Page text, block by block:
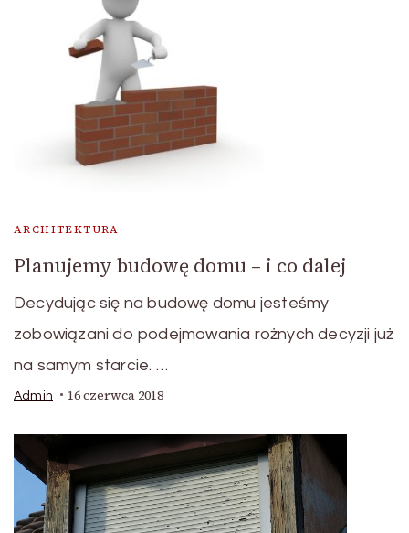
ARCHITEKTURA
Planujemy budowę domu – i co dalej
Decydując się na budowę domu jesteśmy
zobowiązani do podejmowania rożnych decyzji już
na samym starcie. …
Admin 16 czerwca 2018